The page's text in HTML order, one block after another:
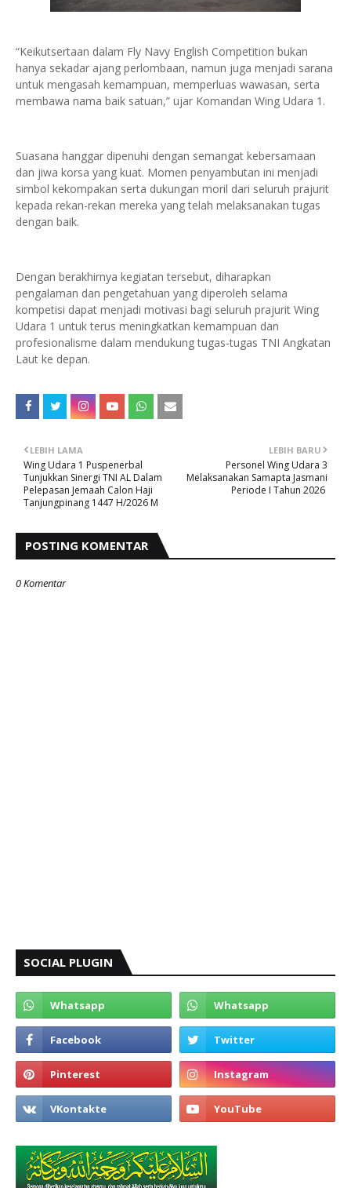
“Keikutsertaan dalam Fly Navy English Competition bukan
hanya sekadar ajang perlombaan, namun juga menjadi sarana
untuk mengasah kemampuan, memperluas wawasan, serta
membawa nama baik satuan,” ujar Komandan Wing Udara 1.
Suasana hanggar dipenuhi dengan semangat kebersamaan
dan jiwa korsa yang kuat. Momen penyambutan ini menjadi
simbol kekompakan serta dukungan moril dari seluruh prajurit
kepada rekan-rekan mereka yang telah melaksanakan tugas
dengan baik.
Dengan berakhirnya kegiatan tersebut, diharapkan
pengalaman dan pengetahuan yang diperoleh selama
kompetisi dapat menjadi motivasi bagi seluruh prajurit Wing
Udara 1 untuk terus meningkatkan kemampuan dan
profesionalisme dalam mendukung tugas-tugas TNI Angkatan
Laut ke depan.
LEBIH BARU
Personel Wing Udara 3
Melaksanakan Samapta Jasmani
Periode I Tahun 2026 ‎
LEBIH LAMA
Wing Udara 1 Puspenerbal
Tunjukkan Sinergi TNI AL Dalam
Pelepasan Jemaah Calon Haji
Tanjungpinang 1447 H/2026 M
POSTING KOMENTAR
0 Komentar
SOCIAL PLUGIN